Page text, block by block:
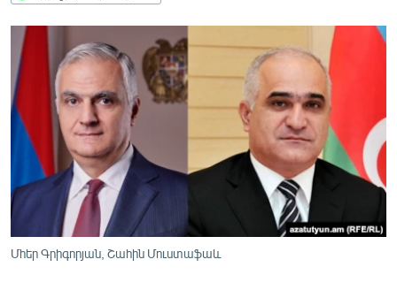
ՏԱՐԱԾԱՇՐՋԱՆ
ՄԻՋԱԶԳԱՅԻՆ
ՄՇԱԿՈՒՅԹ
ՍՊՈՐՏ
ՄԵԿՆԱԲԱՆՈՒԹՅՈՒՆ
ՏՏ ԵՒ ԻՆՏԵՐՆԵՏ
ԿՈՐՈՆԱՎԻՐՈՒՍ
ԱՐԽԻՎ
Մհեր Գրիգորյան, Շահին Մուստաֆաև